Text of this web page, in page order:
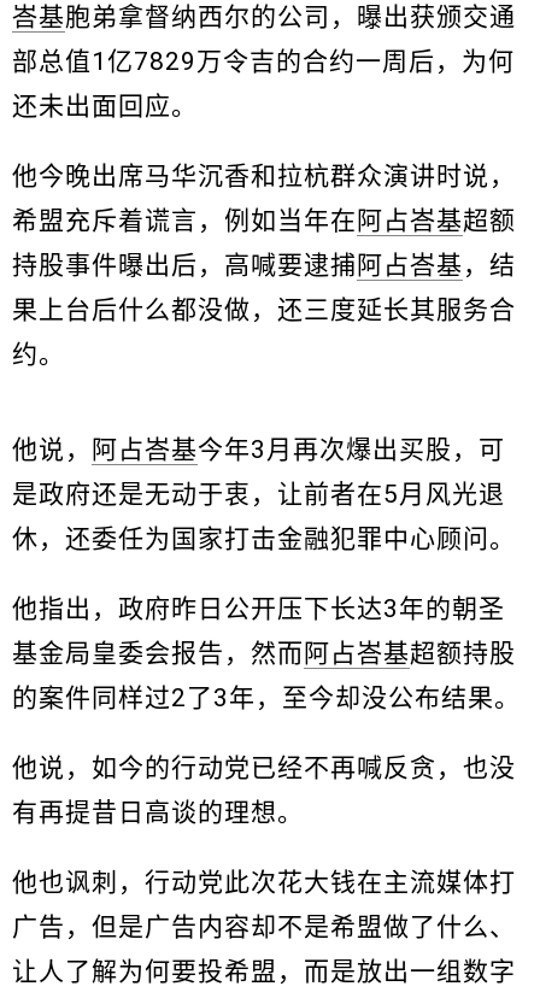
峇基胞弟拿督纳西尔的公司，曝出获颁交通
部总值1亿7829万令吉的合约一周后，为何
还未出面回应。
他今晚出席马华沉香和拉杭群众演讲时说，
希盟充斥着谎言，例如当年在 阿占峇基超额
持股事件曝出后，高喊要逮捕 阿占峇基 ，结
果上台后什么都没做，还三度延长其服务合
约。
他说， 阿占峇基今年3月再次爆出买股，可
是政府还是无动于衷，让前者在5月风光退
休，还委任为国家打击金融犯罪中心顾问。
他指出，政府昨日公开压下长达3年的朝圣
基金局皇委会报告，然而 阿占峇基超额持股
的案件同样过2了3年，至今却没公布结果。
他说，如今的行动党已经不再喊反贪，也没
有再提昔日高谈的理想。
他也讽刺，行动党此次花大钱在主流媒体打
广告，但是广告内容却不是希盟做了什么、
让人了解为何要投希盟，而是放出一组数字